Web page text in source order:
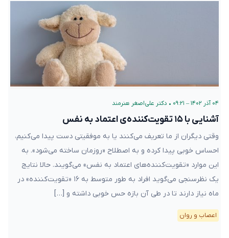
۰۴ آذر ۱۴۰۲ – ۰۹:۲۱ • دکتر علی‌اصغر هنرمند
آشنایی با ۱۵ تقویت‌کننده‌ی اعتماد به نفس
وقتی دیگران از ما تعریف می‌کنند یا به موفقیتی دست پیدا می‌کنیم،
احساس خوبی پیدا کرده و به اصطلاح «روز‌مان ساخته می‌شود». به
این موارد «تقویت‌کننده‌های اعتماد به نفس» می‌گویند. حالا نتایج
یک نظرسنجی می‌گوید افراد به طور متوسط به ۱۶ «تقویت‌کننده» در
ماه نیاز دارند تا در طی آن بازه حس خوبی داشته و […]
اعصاب و روان